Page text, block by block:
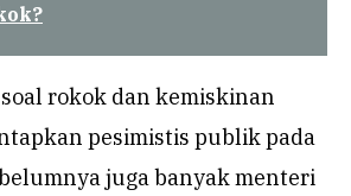
rokok dan kemiskinan
pesimistis publik pada
juga banyak menteri